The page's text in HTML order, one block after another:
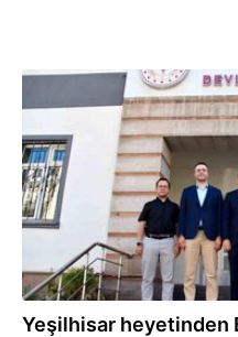
03.07.2026
Yeşilhisar heyetinden